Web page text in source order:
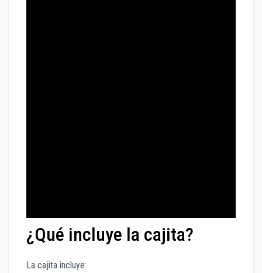
¿Qué incluye la cajita?
La cajita incluye: